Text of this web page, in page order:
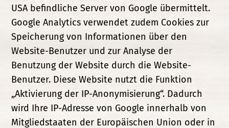
USA befindliche Server von Google übermittelt.
Google Analytics verwendet zudem Cookies zur
Speicherung von Informationen über den
Website-Benutzer und zur Analyse der
Benutzung der Website durch die Website-
Benutzer. Diese Website nutzt die Funktion
„Aktivierung der IP-Anonymisierung“. Dadurch
wird Ihre IP-Adresse von Google innerhalb von
Mitgliedstaaten der Europäischen Union oder in